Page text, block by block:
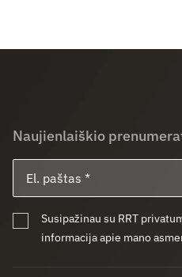
Naujienlaiškio
Susipažinau su RRT
informacija apie mano